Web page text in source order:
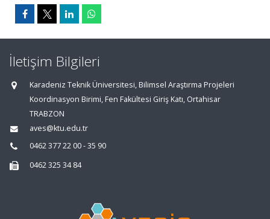
İletişim Bilgileri
Karadeniz Teknik Üniversitesi, Bilimsel Araştırma Projeleri
Koordinasyon Birimi, Fen Fakültesi Giriş Katı, Ortahisar
TRABZON
aves@ktu.edu.tr
0462 377 22 00 - 35 90
0462 325 34 84